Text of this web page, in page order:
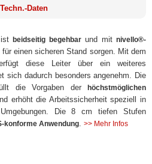
Techn.-Daten
beidseitig begehbarund mit nivello®-
einen sicheren Stand sorgen. Mit dem
diese Leiter über ein weiteres
sich dadurch besonders angenehm. Die
die Vorgaben derhöchstmöglichen
erhöht die Arbeitssicherheit speziell in
Die 8 cm tiefen Stufen
konforme Anwendung >> Mehr Infos